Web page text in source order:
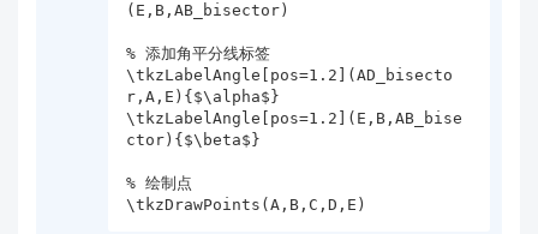
(E,B,AB_bisector)
% 添加角平分线标签
\tkzLabelAngle[pos=1.2](AD_bisecto
r,A,E){$\alpha$}
\tkzLabelAngle[pos=1.2](E,B,AB_bise
ctor){$\beta$}
% 绘制点
\tkzDrawPoints(A,B,C,D,E)